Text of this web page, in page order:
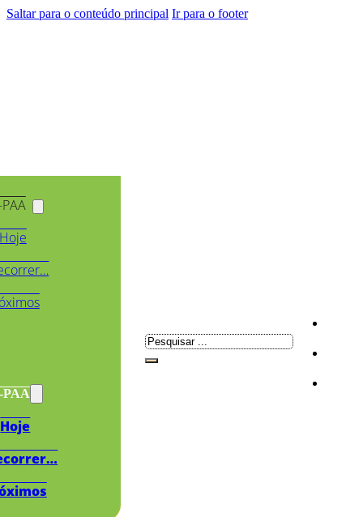
Saltar para o conteúdo principal Ir para o footer
PAA
Hoje
Pesquisar